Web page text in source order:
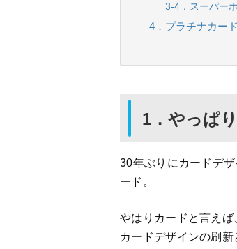
3-4．スーパー
4．プラチナカー
1．やっぱ
30年ぶりにカードデ
ード。
やはりカードと言えば
カードデザインの刷